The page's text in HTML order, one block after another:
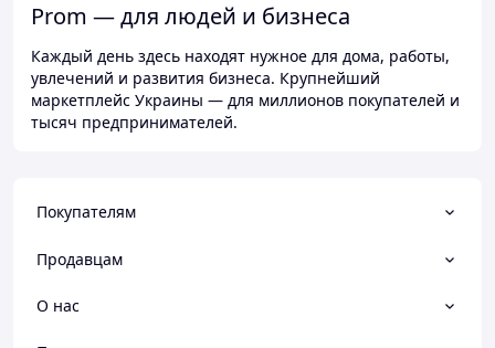
Prom — для людей и бизнеса
Каждый день здесь находят нужное для дома, работы,
увлечений и развития бизнеса. Крупнейший
маркетплейс Украины — для миллионов покупателей и
тысяч предпринимателей.
Покупателям
Продавцам
О нас